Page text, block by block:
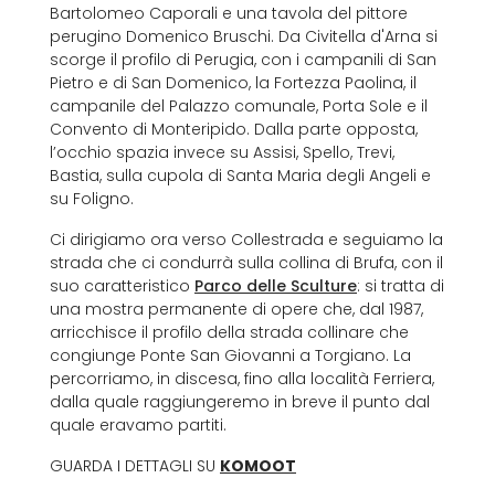
Bartolomeo Caporali e una tavola del pittore
perugino Domenico Bruschi. Da Civitella d'Arna si
scorge il profilo di Perugia, con i campanili di San
Pietro e di San Domenico, la Fortezza Paolina, il
campanile del Palazzo comunale, Porta Sole e il
Convento di Monteripido. Dalla parte opposta,
l’occhio spazia invece su Assisi, Spello, Trevi,
Bastia, sulla cupola di Santa Maria degli Angeli e
su Foligno.
Ci dirigiamo ora verso Collestrada e seguiamo la
strada che ci condurrà sulla collina di Brufa, con il
suo caratteristico Parco delle Sculture: si tratta di
una mostra permanente di opere che, dal 1987,
arricchisce il profilo della strada collinare che
congiunge Ponte San Giovanni a Torgiano. La
percorriamo, in discesa, fino alla località Ferriera,
dalla quale raggiungeremo in breve il punto dal
quale eravamo partiti.
GUARDA I DETTAGLI SU KOMOOT